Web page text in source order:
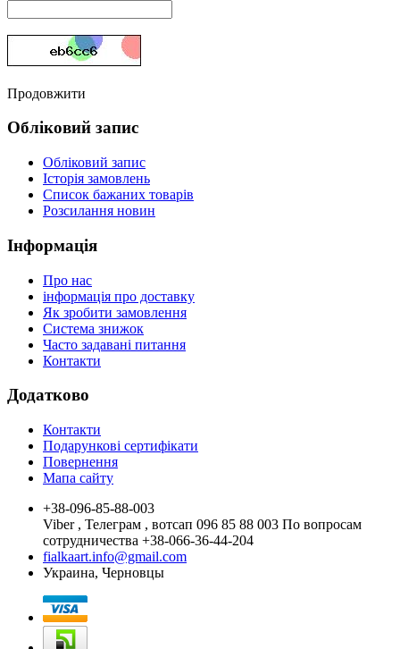
Продовжити
Обліковий запис
Обліковий запис
Історія замовлень
Список бажаних товарів
Розсилання новин
Інформація
Про нас
інформація про доставку
Як зробити замовлення
Система знижок
Часто задавані питання
Контакти
Додатково
Контакти
Подарункові сертифікати
Повернення
Мапа сайту
+38-096-85-88-003
Viber , Телеграм , вотсап 096 85 88 003 По вопросам
сотрудничества +38-066-36-44-204
fialkaart.info@gmail.com
Украина, Черновцы